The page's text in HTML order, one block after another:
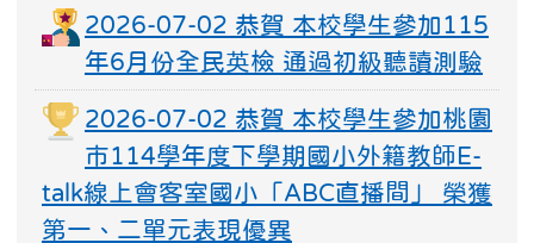
2026-07-02 恭賀 本校學生參加115
年6月份全民英檢 通過初級聽讀測驗
2026-07-02 恭賀 本校學生參加桃園
市114學年度下學期國小外籍教師E-
talk線上會客室國小「ABC直播間」 榮獲
第一、二單元表現優異